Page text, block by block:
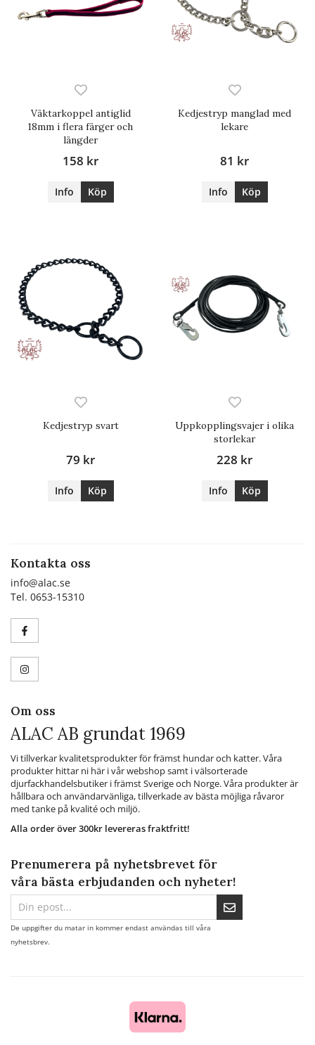
Väktarkoppel antiglid
18mm i flera färger och
längder
158 kr
Info Köp
Kedjestryp manglad med
lekare
81 kr
Info Köp
Kedjestryp svart
79 kr
Info Köp
Uppkopplingsvajer i olika
storlekar
228 kr
Info Köp
Kontakta oss
info@alac.se
Tel. 0653-15310
Om oss
ALAC AB grundat 1969
Vi tillverkar kvalitetsprodukter för främst hundar och katter. Våra
produkter hittar ni här i vår webshop samt i välsorterade
djurfackhandelsbutiker i främst Sverige och Norge. Våra produkter är
hållbara och användarvänliga, tillverkade av bästa möjliga råvaror
med tanke på kvalité och miljö.
Alla order över 300kr levereras fraktfritt!
Prenumerera på nyhetsbrevet för
våra bästa erbjudanden och nyheter!
De uppgifter du matar in kommer endast användas till våra
nyhetsbrev.